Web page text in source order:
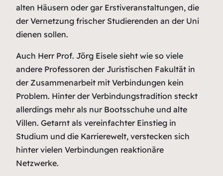
alten Häusern oder gar Erstiveranstaltungen, die
der Vernetzung frischer Studierenden an der Uni
dienen sollen.
Auch Herr Prof. Jörg Eisele sieht wie so viele
andere Professoren der Juristischen Fakultät in
der Zusammenarbeit mit Verbindungen kein
Problem. Hinter der Verbindungstradition steckt
allerdings mehr als nur Bootsschuhe und alte
Villen. Getarnt als vereinfachter Einstieg in
Studium und die Karrierewelt, verstecken sich
hinter vielen Verbindungen reaktionäre
Netzwerke.